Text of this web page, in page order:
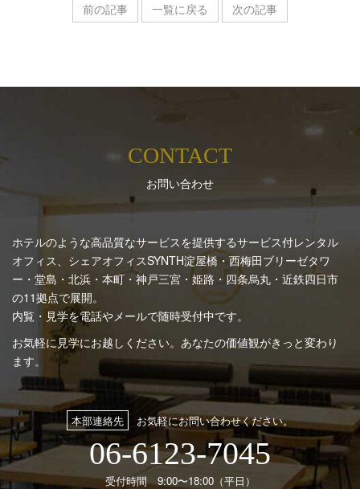
前の記事 一覧に戻る 次の記事
CONTACT
お問い合わせ
ホテルのような高品質なサービスを提供するサービス付レンタル
オフィス、シェアオフィスSYNTH淀屋橋・西梅田ブリーゼタワ
ー・堂島・北浜・本町・神戸三宮・姫路・四条烏丸・近鉄四日市
の11拠点で展開。
内覧・見学を電話やメールで随時受付中です。
お気軽に見学にお越しください。あなたの価値観がきっと変わり
ます。
本部連絡先 お気軽にお問い合わせください。
06-6123-7045
受付時間 9:00〜18:00（平日）